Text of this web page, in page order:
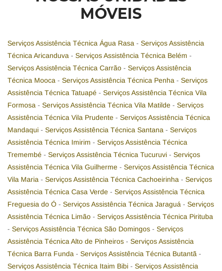
MÓVEIS
Serviços Assistência Técnica Água Rasa - Serviços Assistência
Técnica Aricanduva - Serviços Assistência Técnica Belém -
Serviços Assistência Técnica Carrão - Serviços Assistência
Técnica Mooca - Serviços Assistência Técnica Penha - Serviços
Assistência Técnica Tatuapé - Serviços Assistência Técnica Vila
Formosa - Serviços Assistência Técnica Vila Matilde - Serviços
Assistência Técnica Vila Prudente - Serviços Assistência Técnica
Mandaqui - Serviços Assistência Técnica Santana - Serviços
Assistência Técnica Imirim - Serviços Assistência Técnica
Tremembé - Serviços Assistência Técnica Tucuruvi - Serviços
Assistência Técnica Vila Guilherme - Serviços Assistência Técnica
Vila Maria - Serviços Assistência Técnica Cachoeirinha - Serviços
Assistência Técnica Casa Verde - Serviços Assistência Técnica
Freguesia do Ó - Serviços Assistência Técnica Jaraguá - Serviços
Assistência Técnica Limão - Serviços Assistência Técnica Pirituba
- Serviços Assistência Técnica São Domingos - Serviços
Assistência Técnica Alto de Pinheiros - Serviços Assistência
Técnica Barra Funda - Serviços Assistência Técnica Butantã -
Serviços Assistência Técnica Itaim Bibi - Serviços Assistência